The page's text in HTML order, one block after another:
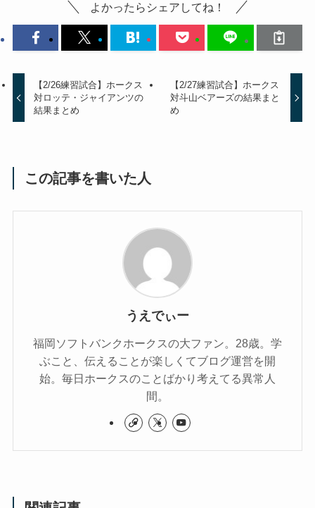
よかったらシェアしてね！
【2/26練習試合】ホークス
対ロッテ・ジャイアンツの
結果まとめ
【2/27練習試合】ホークス
対斗山ベアーズの結果まと
め
この記事を書いた人
うえでぃー
福岡ソフトバンクホークスの大ファン。28歳。学
ぶこと、伝えることが楽しくてブログ運営を開
始。毎日ホークスのことばかり考えてる異常人
間。